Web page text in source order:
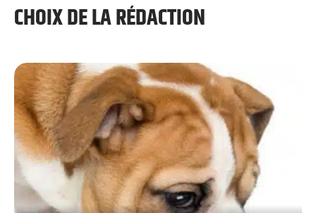
CHOIX DE LA RÉDACTION